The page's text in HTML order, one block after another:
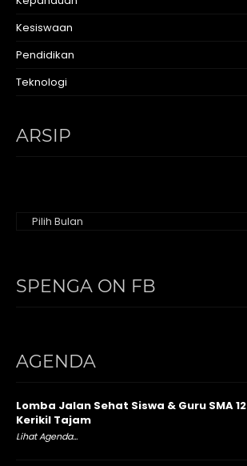
Kesiswaan
Pendidikan
Teknologi
ARSIP
SPENGA ON FB
AGENDA
Lomba Jalan Sehat Siswa & Guru SMA 12
Kerikil Tajam
Lihat Agenda...